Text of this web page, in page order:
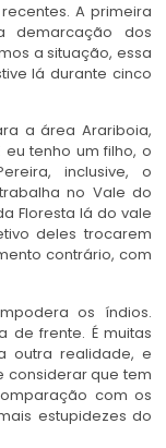
A primeira
demarcação dos
a situação, essa
lá durante cinco
a área Arariboia,
tenho um filho, o
inclusive, o
no Vale do
Floresta lá do vale
deles trocarem
contrário, com
os índios.
de frente. É muitas
outra realidade, e
considerar que tem
com os
estupidezes do